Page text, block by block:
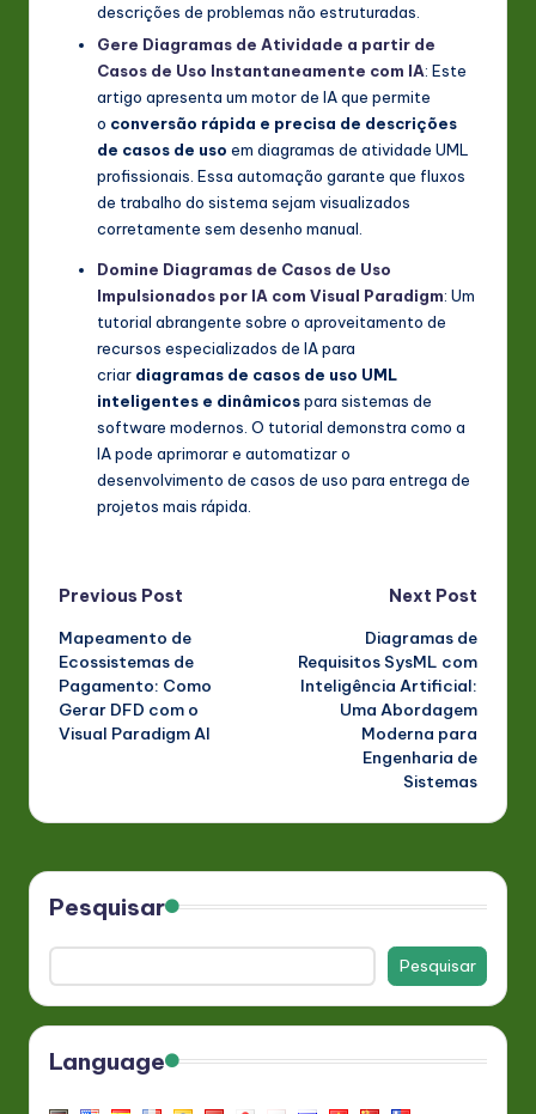
descrições de problemas não estruturadas.
Gere Diagramas de Atividade a partir de
Casos de Uso Instantaneamente com IA: Este
artigo apresenta um motor de IA que permite
o conversão rápida e precisa de descrições
de casos de uso em diagramas de atividade UML
profissionais. Essa automação garante que fluxos
de trabalho do sistema sejam visualizados
corretamente sem desenho manual.
Domine Diagramas de Casos de Uso
Impulsionados por IA com Visual Paradigm: Um
tutorial abrangente sobre o aproveitamento de
recursos especializados de IA para
criar diagramas de casos de uso UML
inteligentes e dinâmicospara sistemas de
software modernos. O tutorial demonstra como a
IA pode aprimorar e automatizar o
desenvolvimento de casos de uso para entrega de
projetos mais rápida.
Post
navigation
Previous Post
Mapeamento de
Ecossistemas de
Pagamento: Como
Gerar DFD com o
Visual Paradigm AI
Next Post
Diagramas de
Requisitos SysML com
Inteligência Artificial:
Uma Abordagem
Moderna para
Engenharia de
Sistemas
Pesquisar
Pesquisar
Language